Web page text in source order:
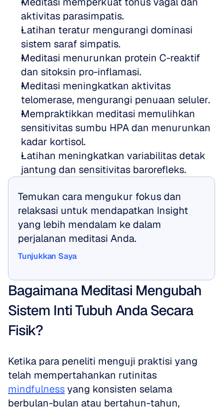
aktivitas parasimpatis.
Latihan teratur mengurangi dominasi
sistem saraf simpatis.
Meditasi menurunkan protein C-reaktif
dan sitoksin pro-inflamasi.
Meditasi meningkatkan aktivitas
telomerase, mengurangi penuaan seluler.
Mempraktikkan meditasi memulihkan
sensitivitas sumbu HPA dan menurunkan
kadar kortisol.
Latihan meningkatkan variabilitas detak
jantung dan sensitivitas barorefleks.
Temukan cara mengukur fokus dan
relaksasi untuk mendapatkan Insight
yang lebih mendalam ke dalam
perjalanan meditasi Anda.
Tunjukkan Saya
Bagaimana Meditasi Mengubah
Sistem Inti Tubuh Anda Secara
Fisik?
Ketika para peneliti menguji praktisi yang
mindfulness yang konsisten selama
berbulan-bulan atau bertahun-tahun,